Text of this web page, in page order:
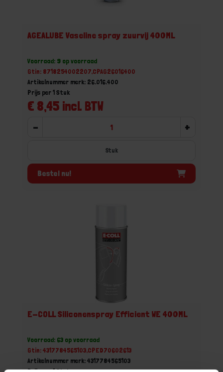
AGEALUBE Vaseline spray zuurvij 400ML
Voorraad: 9 op voorraad
Gtin: 8718254002207,CPAG26016400
Artikelnummer merk: 26.016.400
€ 8,45 incl. BTW
Prijs per 1 Stuk
- +
Stuk
Bestel nu!
E-COLL Siliconenspray Efficient WE 400ML
Voorraad: 63 op voorraad
Gtin: 4317784565103,CPED70602613
Artikelnummer merk: 4317784565103